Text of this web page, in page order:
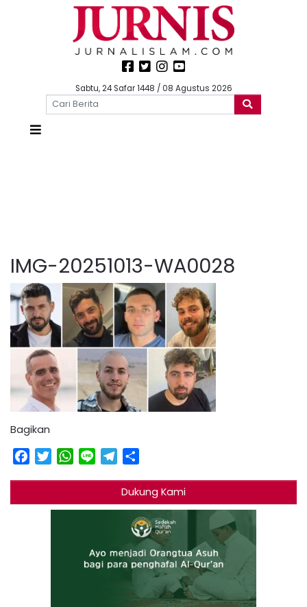
Sabtu, 24 Safar 1448 / 08 Agustus 2026
IMG-20251013-WA0028
Bagikan
Facebook
TwitterWhatsApp
Line Telegram
Dukung Kami